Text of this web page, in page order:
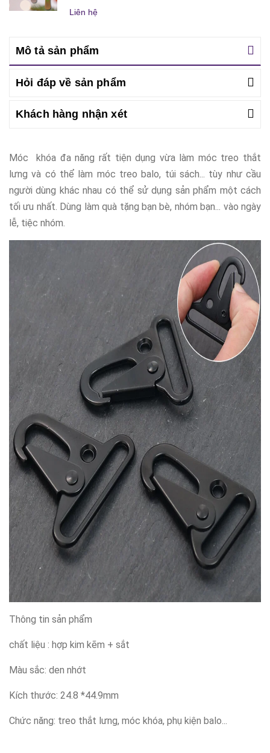
Liên hệ
Mô tả sản phẩm
Hỏi đáp về sản phẩm
Khách hàng nhận xét
Móc khóa đa năng rất tiện dụng vừa làm móc treo thắt
lưng và có thể làm móc treo balo, túi sách... tùy như cầu
người dùng khác nhau có thể sử dụng sản phẩm một cách
tối ưu nhất. Dùng làm quà tặng bạn bè, nhóm bạn... vào ngày
lễ, tiệc nhóm.
Thông tin sản phẩm
chất liệu : hợp kim kẽm + sắt
Màu sắc: den nhớt
Kích thước: 24.8 *44.9mm
Chức năng: treo thắt lưng, móc khóa, phụ kiện balo...